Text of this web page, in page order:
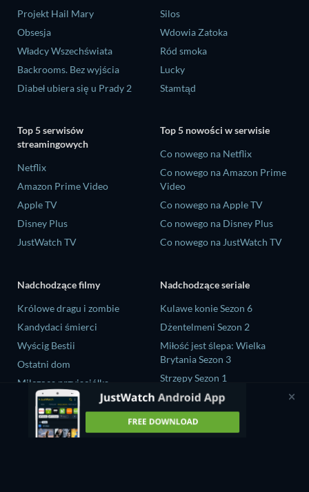
Projekt Hail Mary
Obsesja
Władcy Wszechświata
Backrooms. Bez wyjścia
Diabeł ubiera się u Prady 2
Silos
Wdowia Zatoka
Ród smoka
Lucky
Stamtąd
Top 5 serwisów
streamingowych
Netflix
Amazon Prime Video
Apple TV
Disney Plus
JustWatch TV
Top 5 nowości w serwisie
Co nowego na Netflix
Co nowego na Amazon Prime
Video
Co nowego na Apple TV
Co nowego na Disney Plus
Co nowego na JustWatch TV
Nadchodzące filmy
Królowe dragu i zombie
Kandydaci śmierci
Wyścig Bestii
Ostatni dom
Milcząca przyjaciółka
Nadchodzące seriale
Kulawe konie Sezon 6
Dżentelmeni Sezon 2
Miłość jest ślepa: Wielka
Brytania Sezon 3
Strzępy Sezon 1
Ricky Gervais Alley Cats Sezon
1